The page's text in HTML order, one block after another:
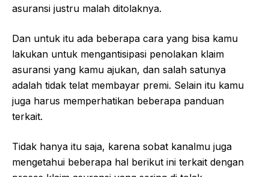
asuransi justru malah ditolaknya.
Dan untuk itu ada beberapa cara yang bisa kamu
lakukan untuk mengantisipasi penolakan klaim
asuransi yang kamu ajukan, dan salah satunya
adalah tidak telat membayar premi. Selain itu kamu
juga harus memperhatikan beberapa panduan
terkait.
Tidak hanya itu saja, karena sobat kanalmu juga
mengetahui beberapa hal berikut ini terkait dengan